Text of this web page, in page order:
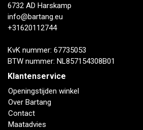
6732 AD Harskamp
info@bartang.eu
+31620112744
KvK nummer: 67735053
BTW nummer: NL857154308B01
Klantenservice
Openingstijden winkel
Over Bartang
Contact
Maatadvies